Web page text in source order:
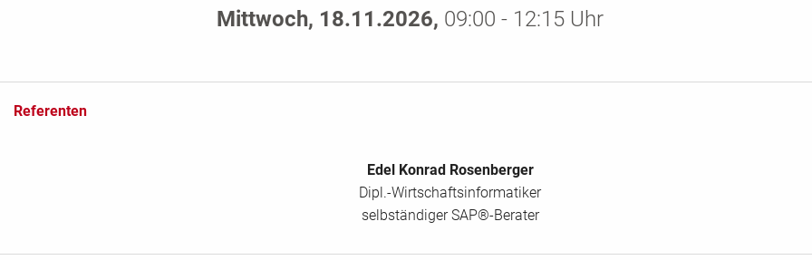
Mittwoch, 18.11.2026, 09:00 - 12:15 Uhr
Referenten
Edel Konrad Rosenberger
Dipl.-Wirtschaftsinformatiker
selbständiger SAP®-Berater